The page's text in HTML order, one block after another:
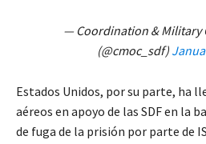
— Coordination & Military
(@cmoc_sdf)
Estados Unidos, por su parte, ha
aéreos en apoyo de las SDF en la
de fuga de la prisión por parte de